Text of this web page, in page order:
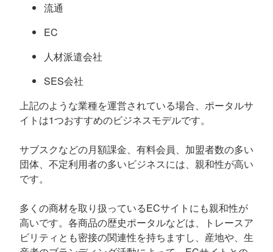
流通
EC
人材派遣会社
SES会社
上記のような業種を運営されている場合、ポータルサ
イトは1つおすすめのビジネスモデルです。
サブスクなどの月額課金、有料会員、加盟者数の多い
団体、不定利用者の多いビジネスには、親和性が高い
です。
多くの商材を取り扱っているECサイトにも親和性が
高いです。各商品の歴史ポータルなどは、トレースア
ビリティとも密接の関連性を持ちますし、産地や、生